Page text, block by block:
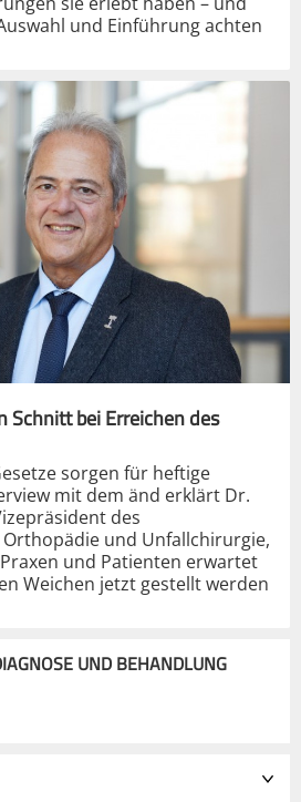
und Einführung achten
Schnitt bei Erreichen des
sorgen für heftige
mit dem änd erklärt Dr.
des
und Unfallchirurgie,
und Patienten erwartet
Weichen jetzt gestellt werden
UND BEHANDLUNG